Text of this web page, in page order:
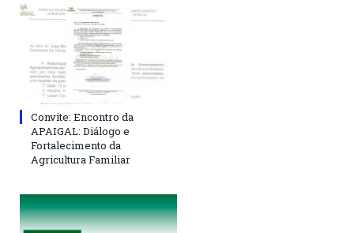
Convite: Encontro da
APAIGAL: Diálogo e
Fortalecimento da
Agricultura Familiar